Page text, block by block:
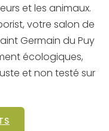
et les animaux.
votre salon de
Germain du Puy
écologiques,
et non testé sur